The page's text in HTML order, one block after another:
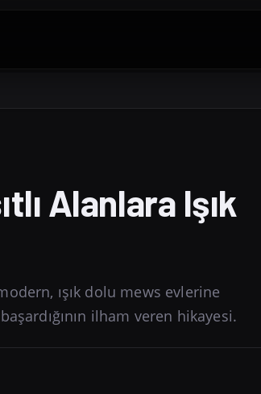
Alanlara Işık
ışık dolu mews evlerine
ilham veren hikayesi.